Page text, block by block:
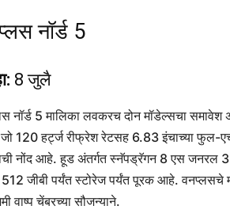
नॉर्ड 5
8 जुलै
नॉर्ड 5 मालिका लवकरच दोन मॉडेल्सचा
120 हर्ट्ज रीफ्रेश रेटसह 6.83 इंचाच्या फुल-
नोंद आहे. हूड अंतर्गत स्नॅपड्रॅगन 8 एस जनरल 3
जीबी पर्यंत स्टोरेज पर्यंत पूरक आहे.
वाष्प चेंबरच्या सौजन्याने.